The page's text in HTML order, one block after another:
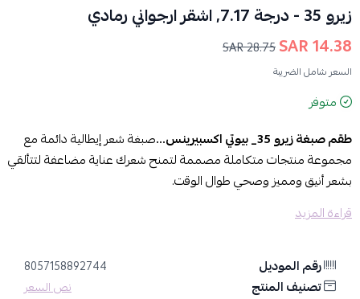
زيرو 35 - درجة 7.17, اشقر ارجواني رمادي
14.38 SAR
28.75 SAR
السعر شامل الضريبة
متوفر
طقم صبغة زيرو 35_ بيوتي اكسبيرينس…
صبغة شعر إيطالية دائمة مع
مجموعة منتجات متكاملة مصممة لتمنح شعرك عناية مضاعفة لتتألقي
بشعر أنيق ومميز وصحي طوال الوقت.
المزايا:
الفوري:تُغذي الشعر وتُعزز صحة فروة الرأس، وتُقاوم التلف الناتج عن
الصبغة، لتمنحكِ شعراً ناعماً ولامعاً.
قراءة المزيد
رقم الموديل 8057158892744
تصنيف المنتج نص السعر